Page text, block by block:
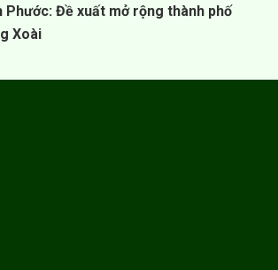
Phước: Đề xuất mở rộng thành phố
Xoài